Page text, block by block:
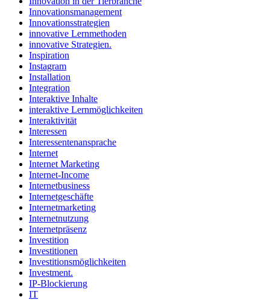
Innovationsmanagement
Innovationsstrategien
innovative Lernmethoden
innovative Strategien.
Inspiration
Instagram
Installation
Integration
Interaktive Inhalte
interaktive Lernmöglichkeiten
Interaktivität
Interessen
Interessentenansprache
Internet
Internet Marketing
Internet-Income
Internetbusiness
Internetgeschäfte
Internetmarketing
Internetnutzung
Internetpräsenz
Investition
Investitionen
Investitionsmöglichkeiten
Investment.
IP-Blockierung
IT